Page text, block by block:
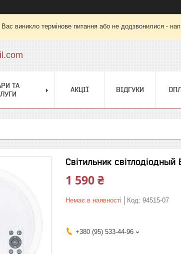
виникло термінове питання або не додзвонилися -
ТА
АКЦІЇ ВІДГУКИ
Світильник
1 590 ₴
Немає в наявності Код: 94515-07
+380 (95) 533-44-96